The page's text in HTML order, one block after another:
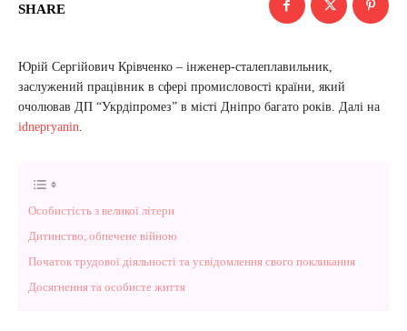
SHARE
Юрій Сергійович Крівченко – інженер-сталеплавильник,
заслужений працівник в сфері промисловості країни, який
очолював ДП “Укрдіпромез” в місті Дніпро багато років. Далі на
idnepryanin.
Особистість з великої літери
Дитинство, обпечене війною
Початок трудової діяльності та усвідомлення свого покликання
Досягнення та особисте життя